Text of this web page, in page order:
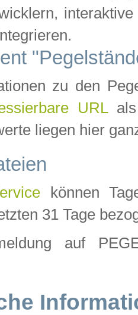
zu den
URLals
liegen hier
können
31 Tage
auf